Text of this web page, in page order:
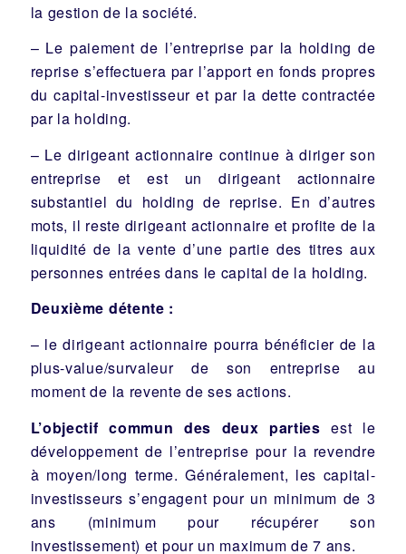
la gestion de la société.
– Le paiement de l’entreprise par la holding de
reprise s’effectuera par l’apport en fonds propres
du capital-investisseur et par la dette contractée
par la holding.
– Le dirigeant actionnaire continue à diriger son
entreprise et est un dirigeant actionnaire
substantiel du holding de reprise. En d’autres
mots, il reste dirigeant actionnaire et profite de la
liquidité de la vente d’une partie des titres aux
personnes entrées dans le capital de la holding.
Deuxième détente :
– le dirigeant actionnaire pourra bénéficier de la
plus-value/survaleur de son entreprise au
moment de la revente de ses actions.
L’objectif commun des deux parties est le
développement de l’entreprise pour la revendre
à moyen/long terme. Généralement, les capital-
investisseurs s’engagent pour un minimum de 3
ans (minimum pour récupérer son
investissement) et pour un maximum de 7 ans.